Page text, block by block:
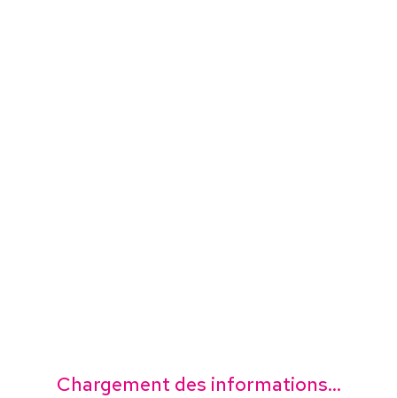
Chargement des informations...